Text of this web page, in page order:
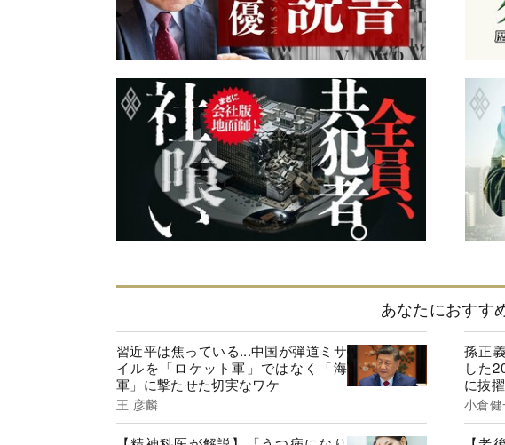
あなたにおすす
習近平は焦っている...中国が弾道ミサ
イルを「ロケット軍」ではなく「海
軍」に撃たせた切実なワケ
王 彦麟
孫正
した
に抜
小倉